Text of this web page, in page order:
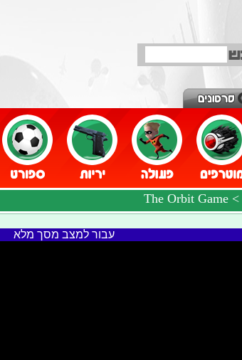
> The Orbit Game
עבור למצב מסך מלא